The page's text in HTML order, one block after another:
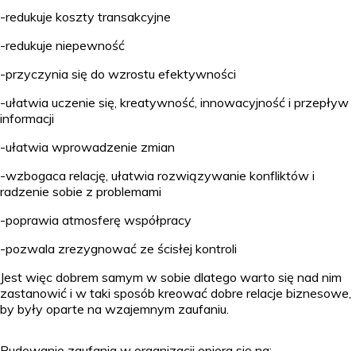
-redukuje koszty transakcyjne
-redukuje niepewność
-przyczynia się do wzrostu efektywności
-ułatwia uczenie się, kreatywność, innowacyjność i przepływ
informacji
-ułatwia wprowadzenie zmian
-wzbogaca relację, ułatwia rozwiązywanie konfliktów i
radzenie sobie z problemami
-poprawia atmosferę współpracy
-pozwala zrezygnować ze ścisłej kontroli
Jest więc dobrem samym w sobie dlatego warto się nad nim
zastanowić i w taki sposób kreować dobre relacje biznesowe,
by były oparte na wzajemnym zaufaniu.